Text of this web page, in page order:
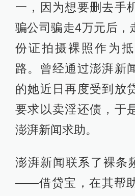
一，因为想要删去手
骗公司骗走4万元后，
份证拍摄裸照作为
路。曾经通过澎湃新
的她近日再度受到放
要求以卖淫还债，于
澎湃新闻求助。
澎湃新闻联系了裸条
——借贷宝，在其帮